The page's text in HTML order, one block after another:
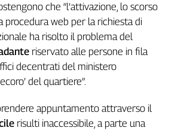
che “l’attivazione, lo scorso
procedura web per la richiesta di
ha risolto il problema del
riservato alle persone in fila
decentrati del ministero
del quartiere”.
appuntamento attraverso il
risulti inaccessibile, a parte una